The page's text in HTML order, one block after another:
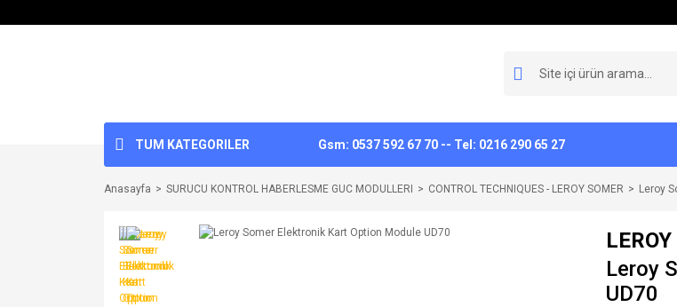
TUM KATEGORILER Gsm: 0537 592 67 70 -- Tel: 0216 290 65 27
Anasayfa SURUCU KONTROL HABERLESME GUC MODULLERI CONTROL TECHNIQUES - LEROY SOMER Leroy
Leroy
UD70